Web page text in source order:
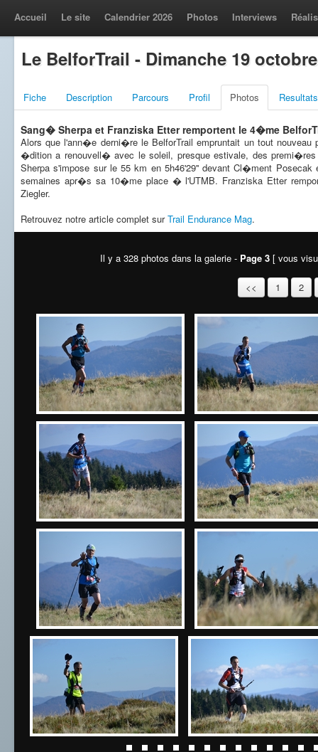
Accueil Le site Calendrier 2026 Photos Interviews
Le BelforTrail - Dimanche 19
Fiche Description Parcours Profil Photos Resultats
Sang� Sherpa et Franziska Etter remportent le 4�me
Alors que l'ann�e derni�re le BelforTrail empruntait un tout
�dition a renouvell� avec le soleil, presque estivale, des
Sherpa s'impose sur le 55 km en 5h46'29'' devant Cl�ment
semaines apr�s sa 10�me place � l'UTMB. Franziska Etter
Ziegler.
Retrouvez notre article complet surTrail Endurance Mag.
Il y a 328 photos dans la galerie - Page 3[ vous
<< 1 2